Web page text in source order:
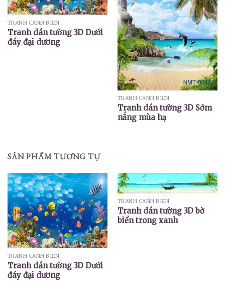
TRANH CẢNH BIỂN
Tranh dán tường 3D Dưới
đáy đại dương
TRANH CẢNH BIỂN
Tranh dán tường 3D Sớm
nắng mùa hạ
SẢN PHẨM TƯƠNG TỰ
TRANH CẢNH BIỂN
Tranh dán tường 3D Dưới
đáy đại dương
TRANH CẢNH BIỂN
Tranh dán tường 3D bờ
biển trong xanh